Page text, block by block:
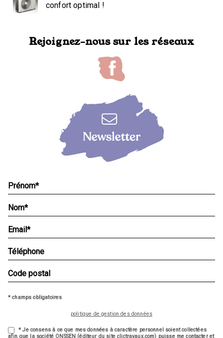
confort optimal !
Rejoignez-nous sur les réseaux
* champs obligatoires
politique de gestion des données
* Je consens à ce que mes données à caractère personnel soient collectées
afin que la société ONSSEN (éditeur du site clictravaux.com) puisse me contacter et